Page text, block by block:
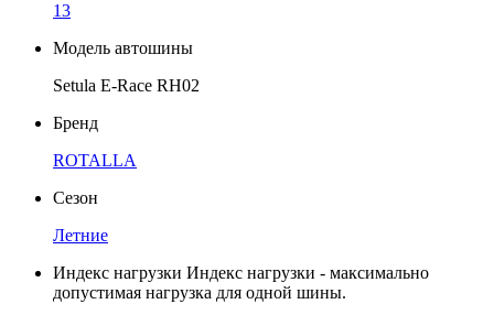
13
Модель автошины
Setula E-Race RH02
Бренд
ROTALLA
Сезон
Летние
Индекс нагрузки Индекс нагрузки - максимально
допустимая нагрузка для одной шины.